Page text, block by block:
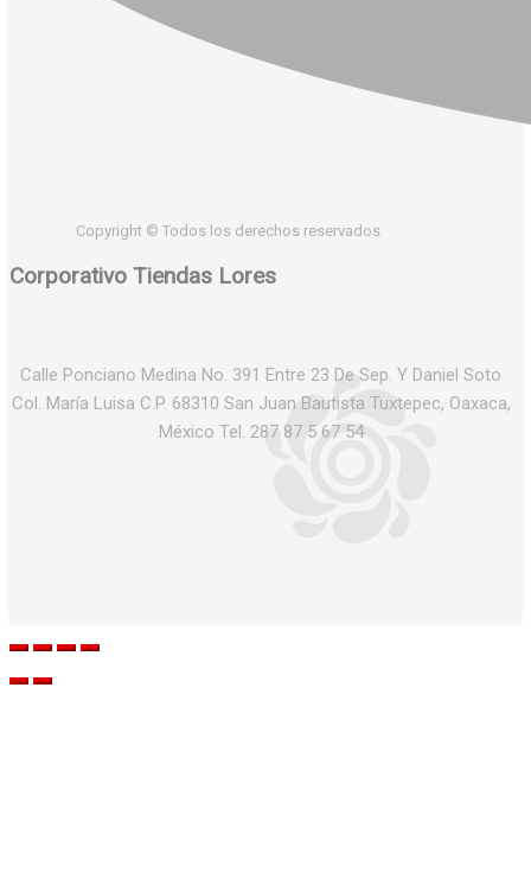
Copyright © Todos los derechos reservados
Corporativo Tiendas Lores
Calle Ponciano Medina No. 391 Entre 23 De Sep. Y Daniel Soto
Col. María Luisa C.P. 68310 San Juan Bautista Tuxtepec, Oaxaca,
México Tel. 287 87 5 67 54